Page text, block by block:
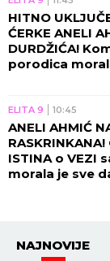
HITNO
ĆERKE ANELI
DURDŽIĆA!
porodica
ELITA 9 10:45
ANELI AHMIĆ
ISTINA o VEZI
morala je sve
NAJNOVIJE